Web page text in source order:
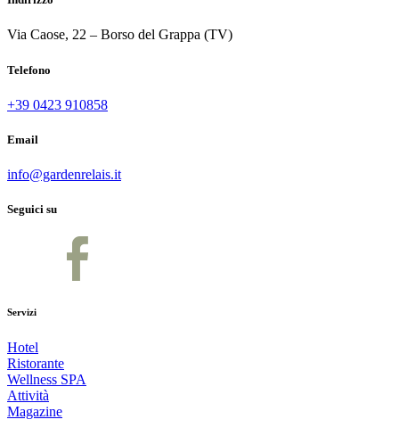
Via Caose, 22 – Borso del Grappa (TV)
Telefono
+39 0423 910858
Email
info@gardenrelais.it
Seguici su
Servizi
Hotel
Ristorante
Wellness SPA
Attività
Magazine